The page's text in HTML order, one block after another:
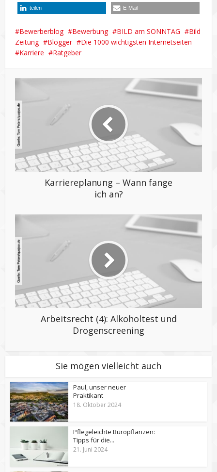
teilen E-Mail
Bewerberblog Bewerbung BILD am SONNTAG
Bild
Zeitung
Blogger
Die 1000 wichtigsten Internetseiten
Karriere
Ratgeber
Karriereplanung – Wann fange
ich an?
Arbeitsrecht (4): Alkoholtest und
Drogenscreening
Sie mögen vielleicht auch
Paul, unser neuer
Praktikant
18. Oktober 2024
Pflegeleichte Büropflanzen:
Tipps für die...
21. Juni 2024